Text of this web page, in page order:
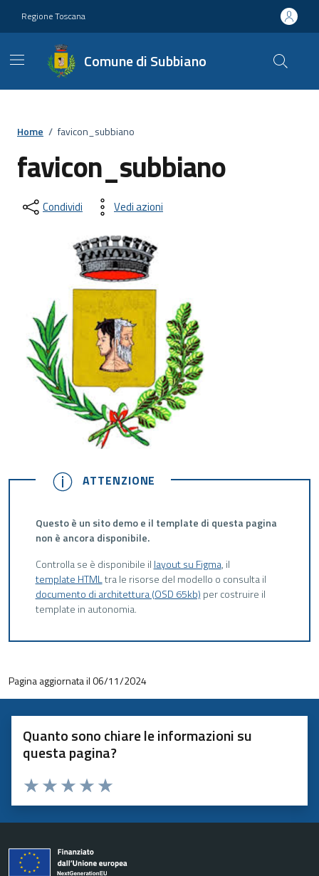
Regione Toscana
Comune di Subbiano
Home / favicon_subbiano
favicon_subbiano
Condividi Vedi azioni
ATTENZIONE
ATTENZIONE
Questo è un sito demo e il template di questa pagina
non è ancora disponibile.
Controlla se è disponibile il layout su Figma, il
template HTMLtra le risorse del modello o consulta il
documento di architettura (OSD 65kb) per costruire il
template in autonomia.
Pagina aggiornata il 06/11/2024
Quanto sono chiare le informazioni su
questa pagina?
Valuta 5 stelle su 5
Valuta 4 stelle su 5
Valuta 3 stelle su 5
Valuta 2 stelle su 5
Valuta 1 stelle su 5